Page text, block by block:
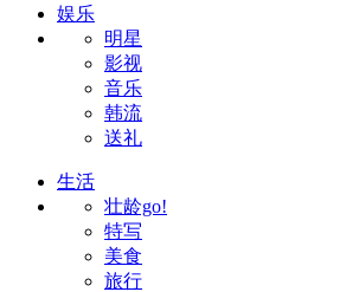
娱乐
明星
影视
音乐
韩流
送礼
生活
壮龄go!
特写
美食
旅行